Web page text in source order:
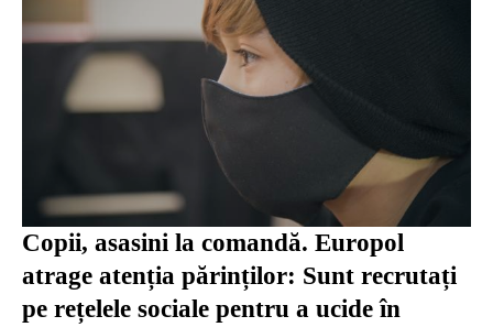
Copii, asasini la comandă. Europol
atrage atenția părinților: Sunt recrutați
pe rețelele sociale pentru a ucide în